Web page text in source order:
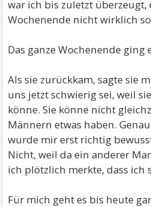
war ich bis zuletzt überzeugt,
Wochenende nicht wirklich
Das ganze Wochenende ging
Als sie zurückkam, sagte sie
uns jetzt schwierig sei, weil
könne. Sie könne nicht
Männern etwas haben.
wurde mir erst richtig
Nicht, weil da ein anderer
ich plötzlich merkte, dass ich
Für mich geht es bis heute